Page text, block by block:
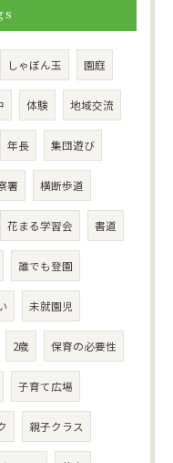
しゃぼん玉 園庭
体験 地域交流
年長 集団遊び
署 横断歩道
花まる学習会 書道
誰でも登園
未就園児
2歳 保育の必要性
子育て広場
親子クラス